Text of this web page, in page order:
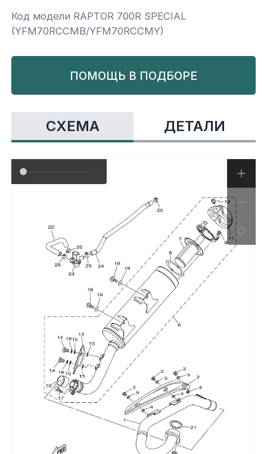
Yamaha
Салонные фильтры
Корпус,пластик
Ремни безопасности
Сиденья
Склизы, гусеницы, коньки
Снегоотвалы
Сумки, кофры
Топливная система
Тормозная система
Трансмиссия
Управление
Хранение и перевозка
Kawasaki
Код модели RAPTOR 700R SPECIAL
(YFM70RCCMB/YFM70RCCMY)
ПОМОЩЬ В ПОДБОРЕ
СХЕМА ДЕТАЛИ